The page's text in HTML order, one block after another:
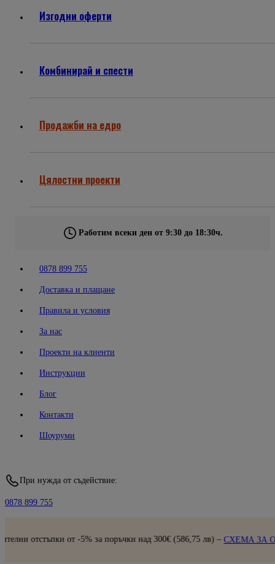
Изгодни оферти
Комбинирай и спести
Продажби на едро
Цялостни проекти
Работим всеки ден от 9:30 до 18:30ч.
0878 899 755
Доставка и плащане
Правила и условия
За нас
Проекти на клиенти
Инструкции
Блог
Контакти
Шоуруми
При нужда от съдействие:
0878 899 755
от -5% за поръчки над 300€ (586,75 лв) –СХЕМА ЗА